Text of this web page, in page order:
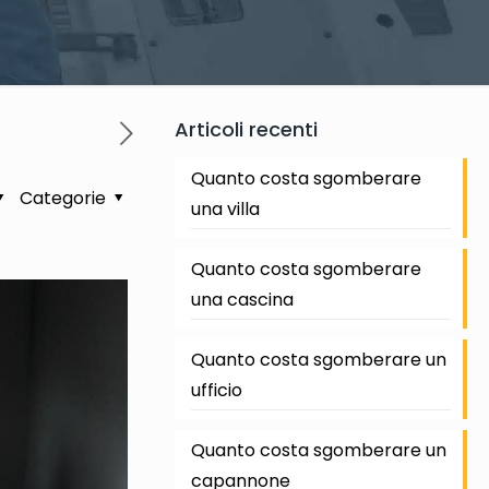
Categorie
Articoli recenti
Quanto costa sgomberare
una villa
Quanto costa sgomberare
una cascina
Quanto costa sgomberare un
ufficio
Quanto costa sgomberare un
capannone